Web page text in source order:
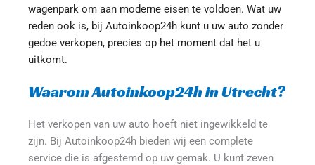
wagenpark om aan moderne eisen te voldoen. Wat uw
reden ook is, bij Autoinkoop24h kunt u uw auto zonder
gedoe verkopen, precies op het moment dat het u
uitkomt.
Waarom Autoinkoop24h in Utrecht?
Het verkopen van uw auto hoeft niet ingewikkeld te
zijn. Bij Autoinkoop24h bieden wij een complete
service die is afgestemd op uw gemak. U kunt zeven